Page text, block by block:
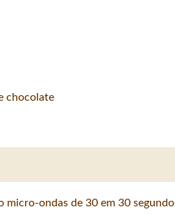
chocolate
ondas de 30 em 30